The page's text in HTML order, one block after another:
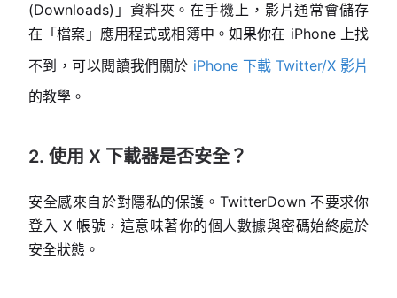
(Downloads)」資料夾。在手機上，影片通常會儲存
在「檔案」應用程式或相簿中。如果你在 iPhone 上找
不到，可以閱讀我們關於 iPhone 下載 Twitter/X 影片
的教學。
2. 使用 X 下載器是否安全？
安全感來自於對隱私的保護。TwitterDown 不要求你
登入 X 帳號，這意味著你的個人數據與密碼始終處於
安全狀態。